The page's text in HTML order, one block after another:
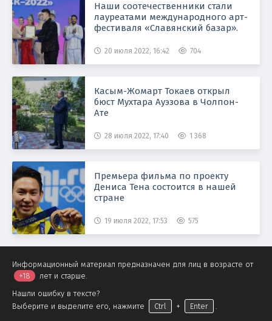
Наши соотечественники стали
лауреатами международного арт-
фестиваля «Славянский базар».
20 июля 2022, 16:42 704
Касым-Жомарт Токаев открыл
бюст Мухтара Ауэзова в Чолпон-
Ате
28 июля 2022, 17:40 1 368
Премьера фильма по проекту
Дениса Тена состоится в нашей
стране
19 июля 2022, 17:53 575
Информационный материал предназначен для лиц в возрасте от
+18
лет и старше.
Нашли ошибку в тексте?
Выберите и выделите его, нажмите
Ctrl + Enter .